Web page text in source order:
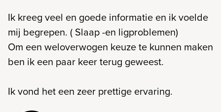
Ik kreeg veel en goede informatie en ik voelde
mij begrepen. ( Slaap -en ligproblemen)
Om een weloverwogen keuze te kunnen maken
ben ik een paar keer terug geweest.
Ik vond het een zeer prettige ervaring.